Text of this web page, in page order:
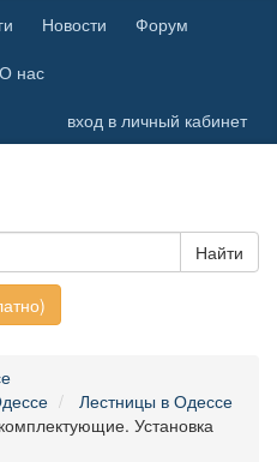
Новости
Форум
О нас
вход в личный кабинет
Найти
Лестницы в Одессе
Установка